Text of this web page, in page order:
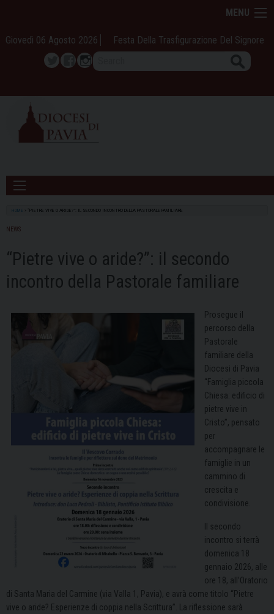
content
MENU
Giovedì 06 Agosto 2026 Festa Della Trasfigurazione Del Signore
TwitterFacebook
Instagram
HOME “PIETRE VIVE O ARIDE?”: IL SECONDO INCONTRO DELLA PASTORALE FAMILIARE
NEWS
“Pietre vive o aride?”: il secondo
incontro della Pastorale familiare
Prosegue il
percorso della
Pastorale
familiare della
Diocesi di Pavia
“Famiglia piccola
Chiesa: edificio di
pietre vive in
Cristo”, pensato
per
accompagnare le
famiglie in un
cammino di
crescita e
condivisione.
Il secondo
incontro si terrà
domenica 18
gennaio 2026, alle
ore 18, all’Oratorio
di Santa Maria del Carmine (via Valla 1, Pavia), e avrà come titolo “Pietre
vive o aride? Esperienze di coppia nella Scrittura”. La riflessione sarà